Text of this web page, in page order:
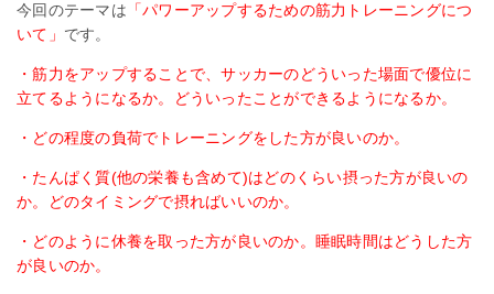
今回のテーマは 「パワーアップするための筋力トレーニングにつ
いて」 です。
・筋力をアップすることで、サッカーのどういった場面で優位に
立てるようになるか。どういったことができるようになるか。
・どの程度の負荷でトレーニングをした方が良いのか。
・たんぱく質(他の栄養も含めて)はどのくらい摂った方が良いの
か。どのタイミングで摂ればいいのか。
・どのように休養を取った方が良いのか。睡眠時間はどうした方
が良いのか。